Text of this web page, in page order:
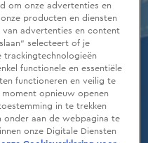
om onze advertenties en
producten en diensten
advertenties en content
selecteert of je
functionele en essentiële
functioneren en veilig te
opnieuw openen
in te trekken
onder aan de webpagina te
onze Digitale Diensten